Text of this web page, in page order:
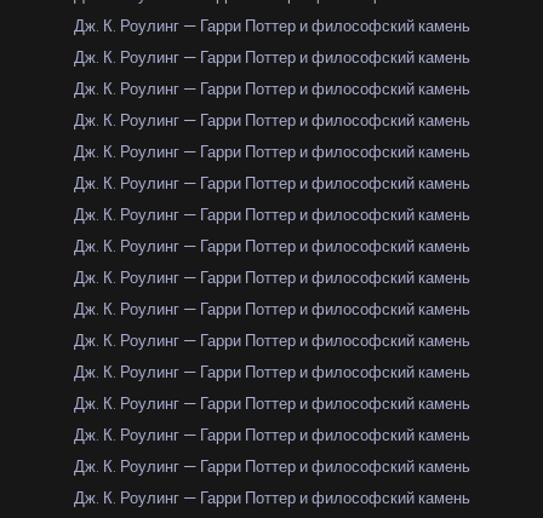
Дж. К. Роулинг — Гарри Поттер и философский камень
Дж. К. Роулинг — Гарри Поттер и философский камень
Дж. К. Роулинг — Гарри Поттер и философский камень
Дж. К. Роулинг — Гарри Поттер и философский камень
Дж. К. Роулинг — Гарри Поттер и философский камень
Дж. К. Роулинг — Гарри Поттер и философский камень
Дж. К. Роулинг — Гарри Поттер и философский камень
Дж. К. Роулинг — Гарри Поттер и философский камень
Дж. К. Роулинг — Гарри Поттер и философский камень
Дж. К. Роулинг — Гарри Поттер и философский камень
Дж. К. Роулинг — Гарри Поттер и философский камень
Дж. К. Роулинг — Гарри Поттер и философский камень
Дж. К. Роулинг — Гарри Поттер и философский камень
Дж. К. Роулинг — Гарри Поттер и философский камень
Дж. К. Роулинг — Гарри Поттер и философский камень
Дж. К. Роулинг — Гарри Поттер и философский камень